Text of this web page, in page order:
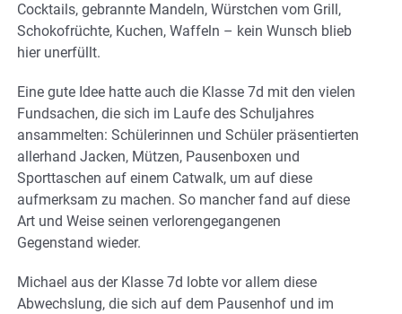
Cocktails, gebrannte Mandeln, Würstchen vom Grill,
Schokofrüchte, Kuchen, Waffeln – kein Wunsch blieb
hier unerfüllt.
Eine gute Idee hatte auch die Klasse 7d mit den vielen
Fundsachen, die sich im Laufe des Schuljahres
ansammelten: Schülerinnen und Schüler präsentierten
allerhand Jacken, Mützen, Pausenboxen und
Sporttaschen auf einem Catwalk, um auf diese
aufmerksam zu machen. So mancher fand auf diese
Art und Weise seinen verlorengegangenen
Gegenstand wieder.
Michael aus der Klasse 7d lobte vor allem diese
Abwechslung, die sich auf dem Pausenhof und im